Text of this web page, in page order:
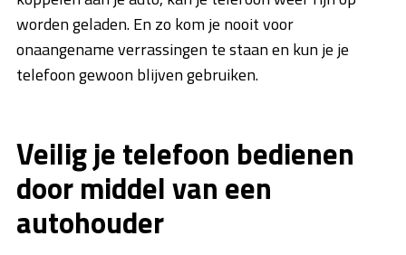
worden geladen. En zo kom je nooit voor
onaangename verrassingen te staan en kun je je
telefoon gewoon blijven gebruiken.
Veilig je telefoon bedienen
door middel van een
autohouder